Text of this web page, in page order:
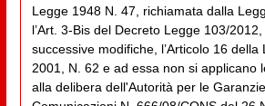
Legge 1948 N. 47, richiamata dalla
l’Art. 3-Bis del Decreto Legge 103/
successive modifiche, l’Articolo 16 della
2001, N. 62 e ad essa non si applicano
alla delibera dell'Autorità per le